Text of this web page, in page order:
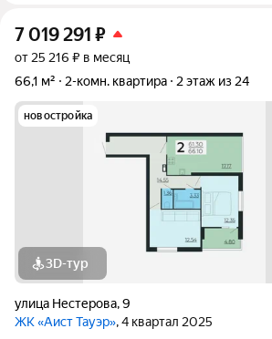
7 019 291 ₽
от 25 216 ₽ в месяц
66,1 м²
2-комн. квартира 2 этаж из 24
новостройка
3D-тур
улица Нестерова,9
ЖК «Аист Тауэр», 4 квартал 2025